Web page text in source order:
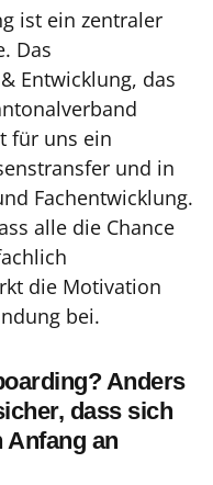
ist ein zentraler
Das
Entwicklung, das
für uns ein
und in
Fachentwicklung.
alle die Chance
die Motivation
bei.
Anders
dass sich
Anfang an